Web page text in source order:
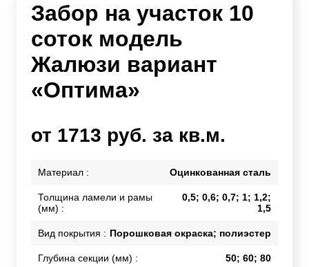
Забор на участок 10
соток модель
Жалюзи вариант
«Оптима»
от 1713 руб. за кв.м.
Материал : Оцинкованная сталь
Толщина ламели и рамы
(мм) :
0,5; 0,6; 0,7; 1; 1,2;
1,5
Вид покрытия : Порошковая окраска; полиэстер
Глубина секции (мм) : 50; 60; 80